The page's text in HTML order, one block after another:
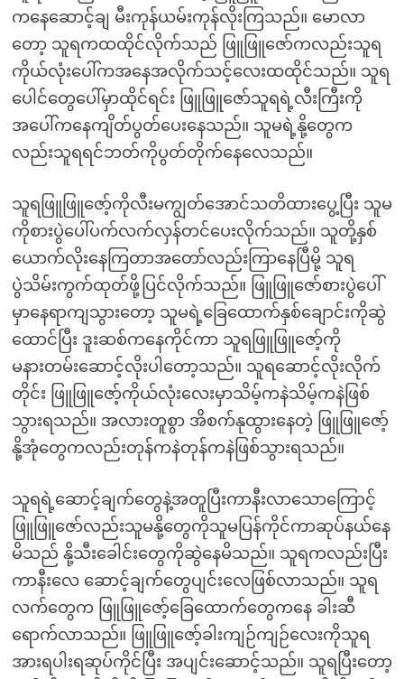
ကနေဆောင့်ချ မီးကုန်ယမ်းကုန်လိုးကြသည်။ မောလာ
တော့ သူရကထထိုင်လိုက်သည် ဖြူဖြူဇော်ကလည်းသူရ
ကိုယ်လုံးပေါ်ကအနေအလိုက်သင့်လေးထထိုင်သည်။ သူရ
ပေါင်တွေပေါ်မှာထိုင်ရင်း ဖြူဖြူဇော်သူရရဲ့လီးကြီးကို
အပေါ်ကနေကျိတ်ပွတ်ပေးနေသည်။ သူမရဲ့နို့တွေက
လည်းသူရရင်ဘတ်ကိုပွတ်တိုက်နေလေသည်။
သူရဖြူဖြူဇော့်ကိုလီးမကျွတ်အောင်သတိထားပွေ့ပြီး သူမ
ကိုစားပွဲပေါ်ပက်လက်လှန်တင်ပေးလိုက်သည်။ သူတို့နှစ်
ယောက်လိုးနေကြတာအတော်လည်းကြာနေပြီမို့ သူရ
ပွဲသိမ်းကွက်ထုတ်ဖို့ပြင်လိုက်သည်။ ဖြူဖြူဇော်စားပွဲပေါ်
မှာနေရာကျသွားတော့ သူမရဲ့ခြေထောက်နှစ်ချောင်းကိုဆွဲ
ထောင်ပြီး ဒူးဆစ်ကနေကိုင်ကာ သူရဖြူဖြူဇော့်ကို
မနားတမ်းဆောင့်လိုးပါတော့သည်။ သူရဆောင့်လိုးလိုက်
တိုင်း ဖြူဖြူဇော့်ကိုယ်လုံးလေးမှာသိမ့်ကနဲသိမ့်ကနဲဖြစ်
သွားရသည်။ အလားတူစွာ အိစက်နုထွားနေတဲ့ ဖြူဖြူဇော့်
နို့အုံတွေကလည်းတုန်ကနဲတုန်ကနဲဖြစ်သွားရသည်။
သူရရဲ့ဆောင့်ချက်တွေနဲ့အတူပြီးကာနီးလာသောကြောင့်
ဖြူဖြူဇော်လည်းသူမနို့တွေကိုသူမပြန်ကိုင်ကာဆုပ်နယ်နေ
မိသည် နို့သီးခေါင်းတွေကိုဆွဲနေမိသည်။ သူရကလည်းပြီး
ကာနီးလေ ဆောင့်ချက်တွေပျင်းလေဖြစ်လာသည်။ သူရ
လက်တွေက ဖြူဖြူဇော့်ခြေထောက်တွေကနေ ခါးဆီ
ရောက်လာသည်။ ဖြူဖြူဇော့်ခါးကျဉ်ကျဉ်လေးကိုသူရ
အားရပါးရဆုပ်ကိုင်ပြီး အပျင်းဆောင့်သည်။ သူရပြီးတော့